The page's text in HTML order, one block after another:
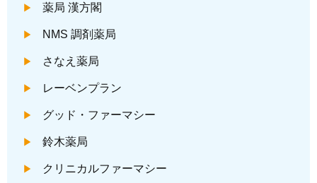
薬局 漢方閣
NMS 調剤薬局
さなえ薬局
レーベンプラン
グッド・ファーマシー
鈴木薬局
クリニカルファーマシー